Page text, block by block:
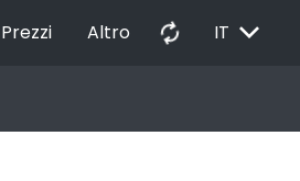
Prezzi Altro autorenew IT EXPAND_MORE